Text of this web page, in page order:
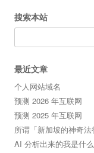
搜索本站
for:
最近文章
个人网站域名
预测 2026 年互联网
预测 2025 年互联网
所谓「新加坡的神奇
AI 分析出来的我是什